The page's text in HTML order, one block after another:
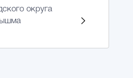
округа